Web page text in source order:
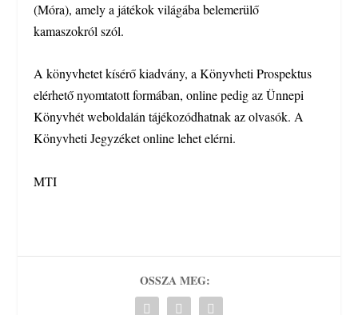
(Móra), amely a játékok világába belemerülő
kamaszokról szól.
A könyvhetet kísérő kiadvány, a Könyvheti Prospektus
elérhető nyomtatott formában, online pedig az Ünnepi
Könyvhét weboldalán tájékozódhatnak az olvasók. A
Könyvheti Jegyzéket online lehet elérni.
MTI
OSSZA MEG: